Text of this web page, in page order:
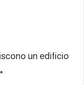
un edificio